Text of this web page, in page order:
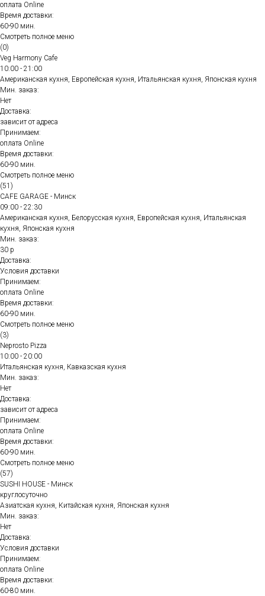
оплата Online
Время доставки:
60-90 мин.
Смотреть полное меню
(0)
Veg Harmony Cafe
10:00 - 21:00
Американская кухня, Европейская кухня, Итальянская кухня, Японская кухня
Мин. заказ:
Нет
Доставка:
зависит от адреса
Принимаем:
оплата Online
Время доставки:
60-90 мин.
Смотреть полное меню
(51)
CAFE GARAGE - Минск
09:00 - 22:30
Американская кухня, Белорусская кухня, Европейская кухня, Итальянская
кухня, Японская кухня
Мин. заказ:
30 р
Доставка:
Условия доставки
Принимаем:
оплата Online
Время доставки:
60-90 мин.
Смотреть полное меню
(3)
Neprosto Pizza
10:00 - 20:00
Итальянская кухня, Кавказская кухня
Мин. заказ:
Нет
Доставка:
зависит от адреса
Принимаем:
оплата Online
Время доставки:
60-90 мин.
Смотреть полное меню
(57)
SUSHI HOUSE - Минск
круглосуточно
Азиатская кухня, Китайская кухня, Японская кухня
Мин. заказ:
Нет
Доставка:
Условия доставки
Принимаем:
оплата Online
Время доставки:
60-80 мин.